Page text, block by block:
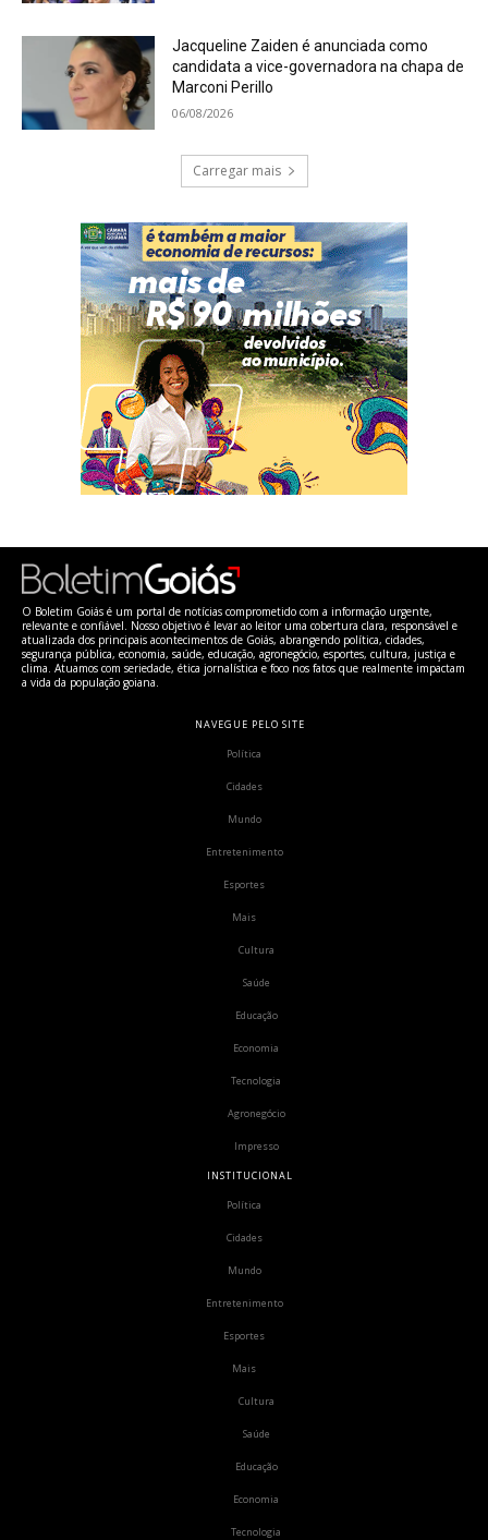
Jacqueline Zaiden é anunciada como
candidata a vice-governadora na chapa de
Marconi Perillo
06/08/2026
Carregar mais
O Boletim Goiás é um portal de notícias comprometido com a informação urgente,
relevante e confiável. Nosso objetivo é levar ao leitor uma cobertura clara, responsável e
atualizada dos principais acontecimentos de Goiás, abrangendo política, cidades,
segurança pública, economia, saúde, educação, agronegócio, esportes, cultura, justiça e
clima. Atuamos com seriedade, ética jornalística e foco nos fatos que realmente impactam
a vida da população goiana.
NAVEGUE PELO SITE
Política
Cidades
Mundo
Entretenimento
Esportes
Mais
Cultura
Saúde
Educação
Economia
Tecnologia
Agronegócio
Impresso
INSTITUCIONAL
Política
Cidades
Mundo
Entretenimento
Esportes
Mais
Cultura
Saúde
Educação
Economia
Tecnologia